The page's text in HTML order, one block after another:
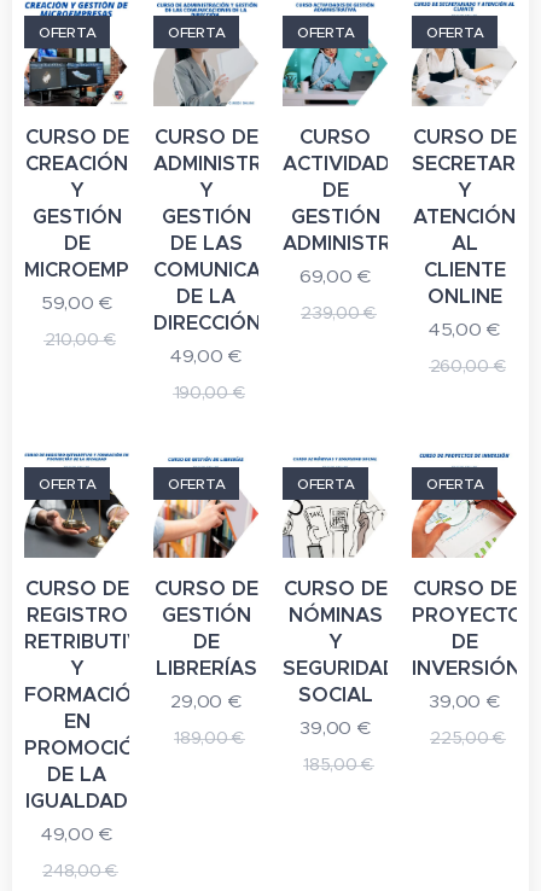
CURSO DE
CREACIÓN
Y
GESTIÓN
DE
MICROEMPRESAS
OFERTA
59,00 €
210,00€
CURSO DE
ADMINISTRACIÓN
Y
GESTIÓN
DE LAS
COMUNICACIONES
DE LA
DIRECCIÓN
OFERTA
49,00 €
190,00€
CURSO
ACTIVIDADES
DE
GESTIÓN
ADMINISTRATIVA
OFERTA
69,00 €
239,00€
CURSO DE
Y
ATENCIÓN
AL
CLIENTE
ONLINE
OFERTA
45,00 €
260,00€
CURSO DE
REGISTRO
RETRIBUTIVO
Y
FORMACIÓN
EN
PROMOCIÓN
DE LA
IGUALDAD
OFERTA
49,00 €
248,00€
CURSO DE
GESTIÓN
DE
LIBRERÍAS
OFERTA
29,00 €
189,00€
CURSO DE
NÓMINAS
Y
SEGURIDAD
SOCIAL
OFERTA
39,00 €
185,00€
CURSO DE
PROYECTOS
DE
INVERSIÓN
OFERTA
39,00 €
225,00€